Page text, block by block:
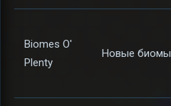
Biomes O'
Plenty
Новые биомы